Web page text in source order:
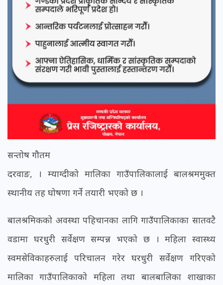
सन्तोष गौतम
दरवाङ, । म्याग्दीको मालिका गाउँपालिकालाई बालश्रममुक्त
स्थानीय तह घोषणा गर्ने तयारी भएको छ ।
बालश्रमिकको अवस्था पहिचानका लागि गाउँपालिकाका सातवटै
वडामा घरधुरी सर्वेक्षण सम्पन्न भएको छ । महिला स्वास्थ्य
स्वमसेविकाहरुलाई परिचालन गरेर घरधुरी सर्वेक्षण गरिएको
मालिका गाउँपालिकाको महिला तथा बालबालिका शाखाका